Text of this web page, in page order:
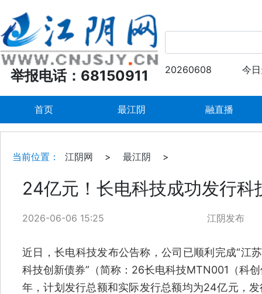
举报电话：68150911 20260608 今
首页 最江阴 融直播
当前位置： 江阴网 > 最江阴 >
24亿元！长电科技成功发行科
2026-06-06 15:25 江阴发布
近日，长电科技发布公告称，公司已顺利完成“江
科技创新债券”（简称：26长电科技MTN001（科
年，计划发行总额和实际发行总额均为24亿元，